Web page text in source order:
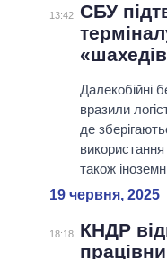
13:42 СБУ
Далекобійні
вразили
де
також
19 червня, 2025
18:18
КНДР